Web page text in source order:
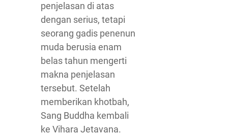
penjelasan di atas
dengan serius, tetapi
seorang gadis penenun
muda berusia enam
belas tahun mengerti
makna penjelasan
tersebut. Setelah
memberikan khotbah,
Sang Buddha kembali
ke Vihara Jetavana.